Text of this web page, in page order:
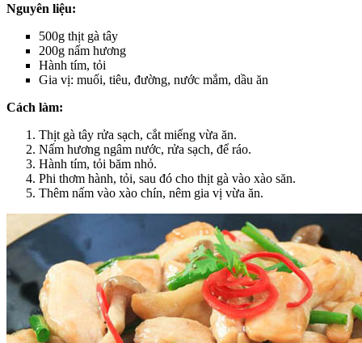
Nguyên liệu:
500g thịt gà tây
200g nấm hương
Hành tím, tỏi
Gia vị: muối, tiêu, đường, nước mắm, dầu ăn
Cách làm:
Thịt gà tây rửa sạch, cắt miếng vừa ăn.
Nấm hương ngâm nước, rửa sạch, để ráo.
Hành tím, tỏi băm nhỏ.
Phi thơm hành, tỏi, sau đó cho thịt gà vào xào săn.
Thêm nấm vào xào chín, nêm gia vị vừa ăn.